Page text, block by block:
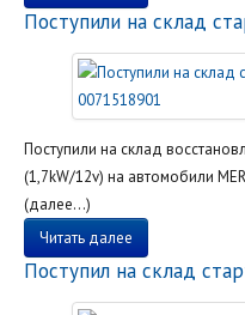
Поступили на склад
Поступили на склад
(1,7kW/12v) на автомобили
(далее…)
Читать далее
Поступил на склад